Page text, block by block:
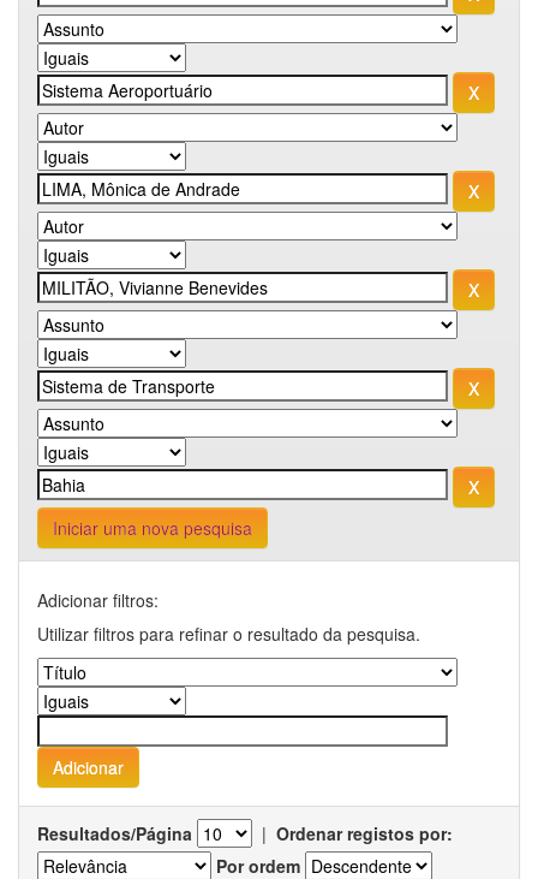
Iniciar uma nova pesquisa
Adicionar filtros:
Utilizar filtros para refinar o resultado da pesquisa.
Resultados/Página | Ordenar registos por:
Por ordem